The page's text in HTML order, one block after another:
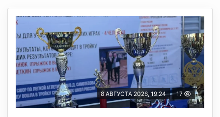
8 АВГУСТА 2026, 19:24 17